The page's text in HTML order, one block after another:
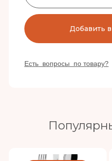
Добавить
Есть вопросы по товару?